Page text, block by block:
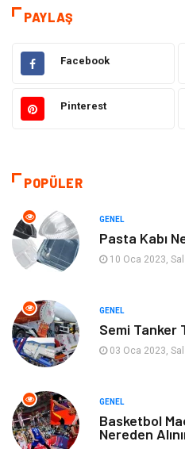
Tatil
Eğitim
Hukuk
Makine
Kültür
Güzellik & Bakım
Finans & Ekonomi
Bilgisayar & Yazılım
Bebek Giyim
PAYLAŞ
Facebook
Pinterest
POPÜLER
GENEL
Pasta Kabı
10 Oca 2023, Sal
GENEL
Semi Tanker
03 Oca 2023, Sal
GENEL
Basketbol
Nereden